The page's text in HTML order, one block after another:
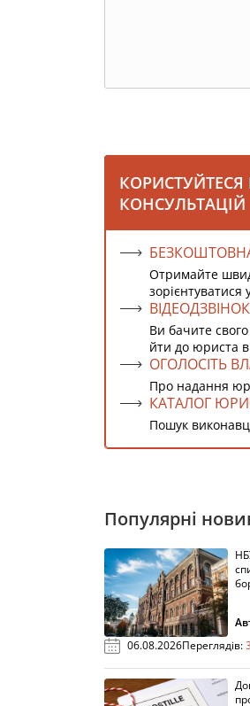
КОНСУЛЬТАЦІЙ
Отримайте
зорієнтуватися
Ви бачите
йти до юриста в
ОГОЛОСІТЬ
Про надання
КАТАЛОГ
Пошук
Популярні
06.08.2026Переглядів: